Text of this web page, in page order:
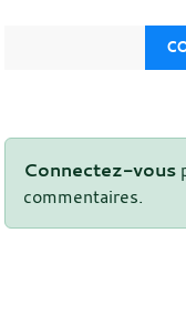
Connectez-vous
commentaires.